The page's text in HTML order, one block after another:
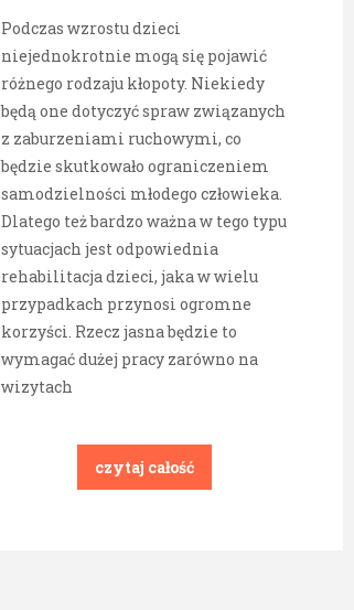
Podczas wzrostu dzieci
niejednokrotnie mogą się pojawić
różnego rodzaju kłopoty. Niekiedy
będą one dotyczyć spraw związanych
z zaburzeniami ruchowymi, co
będzie skutkowało ograniczeniem
samodzielności młodego człowieka.
Dlatego też bardzo ważna w tego typu
sytuacjach jest odpowiednia
rehabilitacja dzieci, jaka w wielu
przypadkach przynosi ogromne
korzyści. Rzecz jasna będzie to
wymagać dużej pracy zarówno na
wizytach
czytaj całość